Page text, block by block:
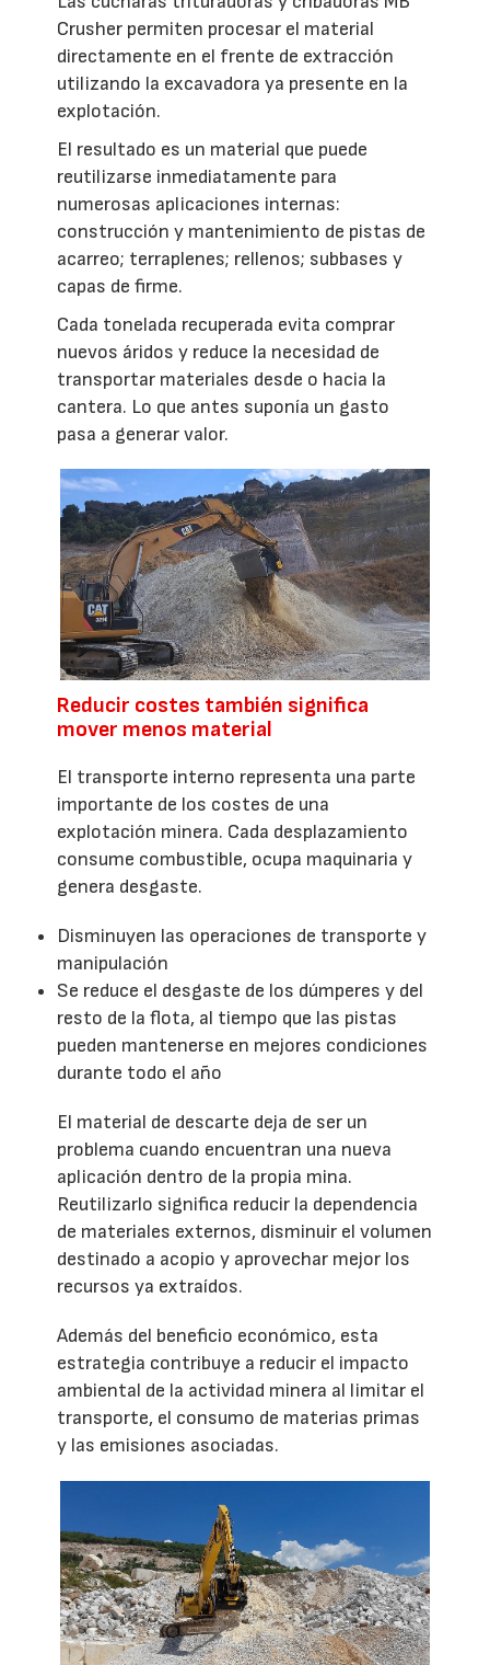
Crusher permiten procesar el material
directamente en el frente de extracción
utilizando la excavadora ya presente en la
explotación.
El resultado es un material que puede
reutilizarse inmediatamente para
numerosas aplicaciones internas:
construcción y mantenimiento de pistas de
acarreo; terraplenes; rellenos; subbases y
capas de firme.
Cada tonelada recuperada evita comprar
nuevos áridos y reduce la necesidad de
transportar materiales desde o hacia la
cantera. Lo que antes suponía un gasto
pasa a generar valor.
Reducir costes también significa
mover menos material
El transporte interno representa una parte
importante de los costes de una
explotación minera. Cada desplazamiento
consume combustible, ocupa maquinaria y
genera desgaste.
Disminuyen las operaciones de transporte y
manipulación
Se reduce el desgaste de los dúmperes y del
resto de la flota, al tiempo que las pistas
pueden mantenerse en mejores condiciones
durante todo el año
El material de descarte deja de ser un
problema cuando encuentran una nueva
aplicación dentro de la propia mina.
Reutilizarlo significa reducir la dependencia
de materiales externos, disminuir el volumen
destinado a acopio y aprovechar mejor los
recursos ya extraídos.
Además del beneficio económico, esta
estrategia contribuye a reducir el impacto
ambiental de la actividad minera al limitar el
transporte, el consumo de materias primas
y las emisiones asociadas.